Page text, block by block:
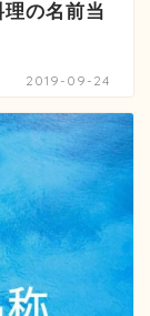
の名前当
2019-09-24